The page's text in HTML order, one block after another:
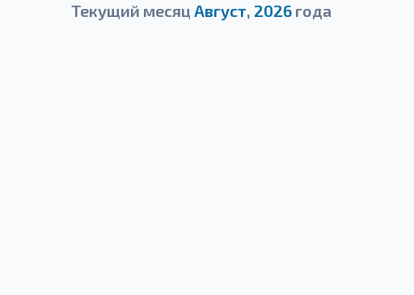
Текущий месяц Август, 2026 года